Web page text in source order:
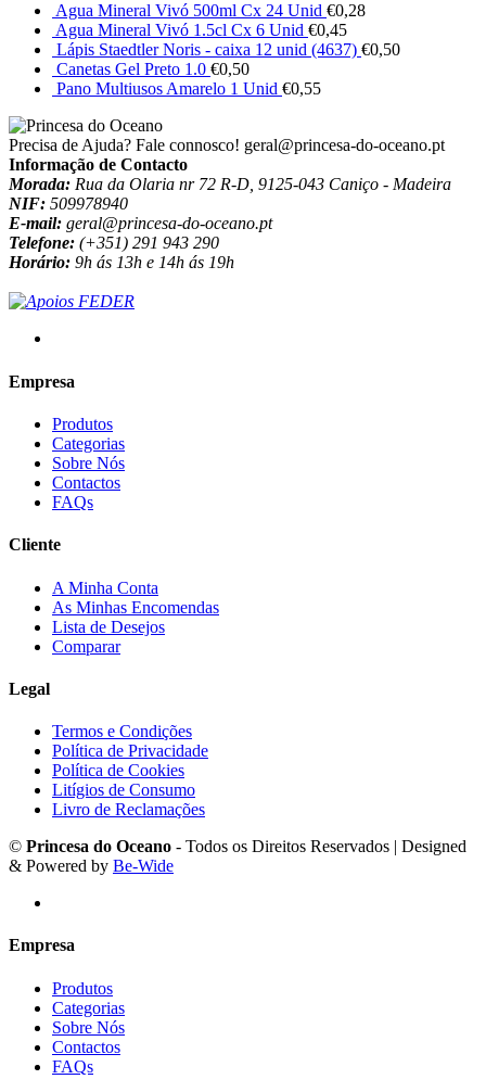
Agua Mineral Vivó 500ml Cx 24 Unid €0,28
Agua Mineral Vivó 1.5cl Cx 6 Unid €0,45
Lápis Staedtler Noris - caixa 12 unid (4637) €0,50
Canetas Gel Preto 1.0 €0,50
Pano Multiusos Amarelo 1 Unid €0,55
Precisa de Ajuda? Fale connosco! geral@princesa-do-oceano.pt
Informação de Contacto
Morada: Rua da Olaria nr 72 R-D, 9125-043 Caniço - Madeira
NIF: 509978940
E-mail: geral@princesa-do-oceano.pt
Telefone: (+351) 291 943 290
Horário: 9h ás 13h e 14h ás 19h
Empresa
Produtos
Categorias
Sobre Nós
Contactos
FAQs
Cliente
A Minha Conta
As Minhas Encomendas
Lista de Desejos
Comparar
Legal
Termos e Condições
Política de Privacidade
Política de Cookies
Litígios de Consumo
Livro de Reclamações
© Princesa do Oceano - Todos os Direitos Reservados | Designed
& Powered by Be-Wide
Empresa
Produtos
Categorias
Sobre Nós
Contactos
FAQs